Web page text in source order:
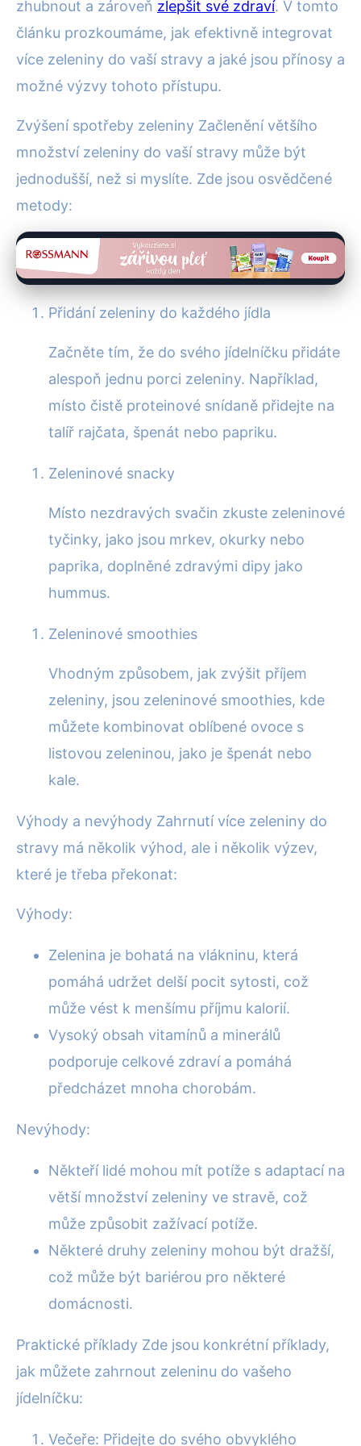
zhubnout a zároveň zlepšit své zdraví. V tomto
článku prozkoumáme, jak efektivně integrovat
více zeleniny do vaší stravy a jaké jsou přínosy a
možné výzvy tohoto přístupu.
Zvýšení spotřeby zeleniny Začlenění většího
množství zeleniny do vaší stravy může být
jednodušší, než si myslíte. Zde jsou osvědčené
metody:
Přidání zeleniny do každého jídla
Začněte tím, že do svého jídelníčku přidáte
alespoň jednu porci zeleniny. Například,
místo čistě proteinové snídaně přidejte na
talíř rajčata, špenát nebo papriku.
Zeleninové snacky
Místo nezdravých svačin zkuste zeleninové
tyčinky, jako jsou mrkev, okurky nebo
paprika, doplněné zdravými dipy jako
hummus.
Zeleninové smoothies
Vhodným způsobem, jak zvýšit příjem
zeleniny, jsou zeleninové smoothies, kde
můžete kombinovat oblíbené ovoce s
listovou zeleninou, jako je špenát nebo
kale.
Výhody a nevýhody Zahrnutí více zeleniny do
stravy má několik výhod, ale i několik výzev,
které je třeba překonat:
Výhody:
Zelenina je bohatá na vlákninu, která
pomáhá udržet delší pocit sytosti, což
může vést k menšímu příjmu kalorií.
Vysoký obsah vitamínů a minerálů
podporuje celkové zdraví a pomáhá
předcházet mnoha chorobám.
Nevýhody:
Někteří lidé mohou mít potíže s adaptací na
větší množství zeleniny ve stravě, což
může způsobit zažívací potíže.
Některé druhy zeleniny mohou být dražší,
což může být bariérou pro některé
domácnosti.
Praktické příklady Zde jsou konkrétní příklady,
jak můžete zahrnout zeleninu do vašeho
jídelníčku:
Večeře: Přidejte do svého obvyklého